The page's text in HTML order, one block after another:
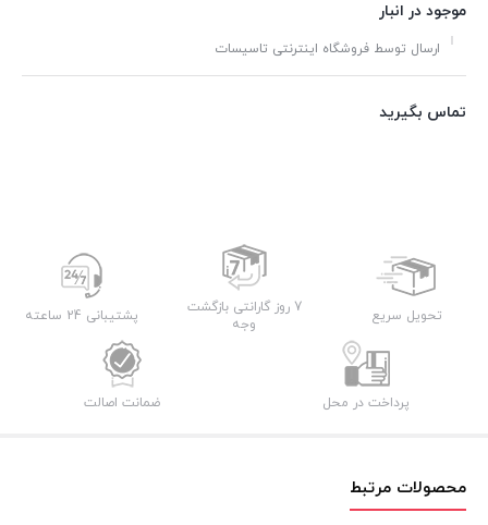
موجود در انبار
ارسال توسط فروشگاه اینترنتی تاسیسات
تماس بگیرید
تحویل سریع
7 روز گارانتی بازگشت
وجه
پشتیبانی 24 ساعته
پرداخت در محل ضمانت اصالت
محصولات مرتبط